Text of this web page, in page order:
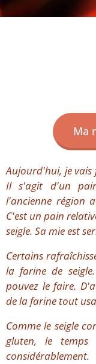
Ma
Aujourd'hui, je vais
Il s'agit d'un
l'ancienne région
C'est un pain
seigle. Sa mie est
Certains
la farine de
pouvez le faire.
de la farine tout
Comme le seigle
gluten, le
considérablement.